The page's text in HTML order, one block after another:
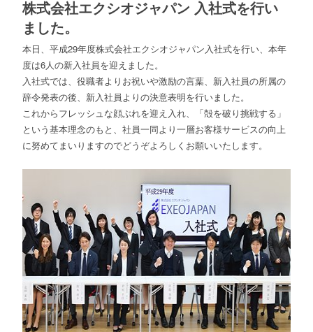
株式会社エクシオジャパン 入社式を行い
ました。
本日、平成29年度株式会社エクシオジャパン入社式を行い、本年
度は6人の新入社員を迎えました。
入社式では、役職者よりお祝いや激励の言葉、新入社員の所属の
辞令発表の後、新入社員よりの決意表明を行いました。
これからフレッシュな顔ぶれを迎え入れ、「殻を破り挑戦する」
という基本理念のもと、社員一同より一層お客様サービスの向上
に努めてまいりますのでどうぞよろしくお願いいたします。